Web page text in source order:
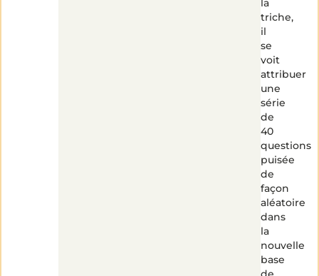
la
triche,
il
se
voit
attribuer
une
série
de
40
questions
puisée
de
façon
aléatoire
dans
la
nouvelle
base